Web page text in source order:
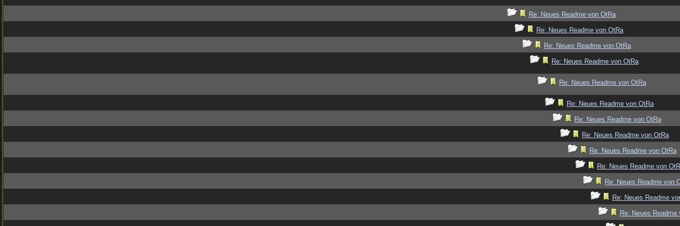
Re: Neues Readme von OtRa
Re: Neues Readme von OtRa
Re: Neues Readme von OtRa
Re: Neues Readme von OtRa
Re: Neues Readme von OtRa
Re: Neues Readme von OtRa
Re: Neues Readme von OtRa
Re: Neues Readme von OtRa
Re: Neues Readme von OtRa
Re: Neues Readme von
Re: Neues Readme von
Re: Neues Readme
Re: Neues Readme